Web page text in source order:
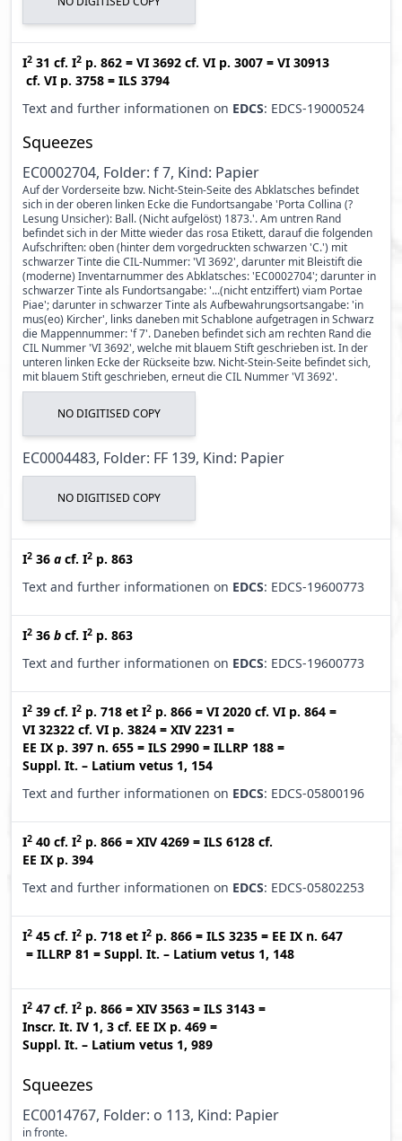
I2 31 cf. I2 p. 862 = VI 3692 cf. VI p. 3007 = VI 30913
cf. VI p. 3758 = ILS 3794
Text and further informationen on EDCS: EDCS-19000524
Squeezes
EC0002704, Folder: f 7, Kind: Papier
Auf der Vorderseite bzw. Nicht-Stein-Seite des Abklatsches befindet
sich in der oberen linken Ecke die Fundortsangabe 'Porta Collina (?
Lesung Unsicher): Ball. (Nicht aufgelöst) 1873.'. Am untren Rand
befindet sich in der Mitte wieder das rosa Etikett, darauf die folgenden
Aufschriften: oben (hinter dem vorgedruckten schwarzen 'C.') mit
schwarzer Tinte die CIL-Nummer: 'VI 3692', darunter mit Bleistift die
(moderne) Inventarnummer des Abklatsches: 'EC0002704'; darunter in
schwarzer Tinte als Fundortsangabe: '...(nicht entziffert) viam Portae
Piae'; darunter in schwarzer Tinte als Aufbewahrungsortsangabe: 'in
mus(eo) Kircher', links daneben mit Schablone aufgetragen in Schwarz
die Mappennummer: 'f 7'. Daneben befindet sich am rechten Rand die
CIL Nummer 'VI 3692', welche mit blauem Stift geschrieben ist. In der
unteren linken Ecke der Rückseite bzw. Nicht-Stein-Seite befindet sich,
mit blauem Stift geschrieben, erneut die CIL Nummer 'VI 3692'.
NO DIGITISED COPY
EC0004483, Folder: FF 139, Kind: Papier
NO DIGITISED COPY
I2 36 a cf. I2 p. 863
Text and further informationen on EDCS: EDCS-19600773
I2 36 b cf. I2 p. 863
Text and further informationen on EDCS: EDCS-19600773
I2 39 cf. I2 p. 718 et I2 p. 866 = VI 2020 cf. VI p. 864 =
VI 32322 cf. VI p. 3824 = XIV 2231 =
EE IX p. 397 n. 655 = ILS 2990 = ILLRP 188 =
Suppl. It. – Latium vetus 1, 154
Text and further informationen on EDCS: EDCS-05800196
I2 40 cf. I2 p. 866 = XIV 4269 = ILS 6128 cf.
EE IX p. 394
Text and further informationen on EDCS: EDCS-05802253
I2 45 cf. I2 p. 718 et I2 p. 866 = ILS 3235 = EE IX n. 647
= ILLRP 81 = Suppl. It. – Latium vetus 1, 148
I2 47 cf. I2 p. 866 = XIV 3563 = ILS 3143 =
Inscr. It. IV 1, 3 cf. EE IX p. 469 =
Suppl. It. – Latium vetus 1, 989
Squeezes
EC0014767, Folder: o 113, Kind: Papier
in fronte.